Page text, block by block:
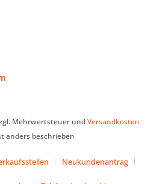
Mehrwertsteuer undVersandkosten
anders beschrieben
Neukundenantrag